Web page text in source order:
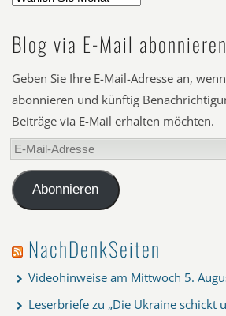
Blog via E-Mail abonnieren
Geben Sie Ihre E-Mail-Adresse an,
abonnieren und künftig
Beiträge via E-Mail erhalten möchten.
E-
Mail-
AdresseAbonnieren
NachDenkSeiten
Videohinweise am Mittwoch 5.
Leserbriefe zu „Die Ukraine schickt